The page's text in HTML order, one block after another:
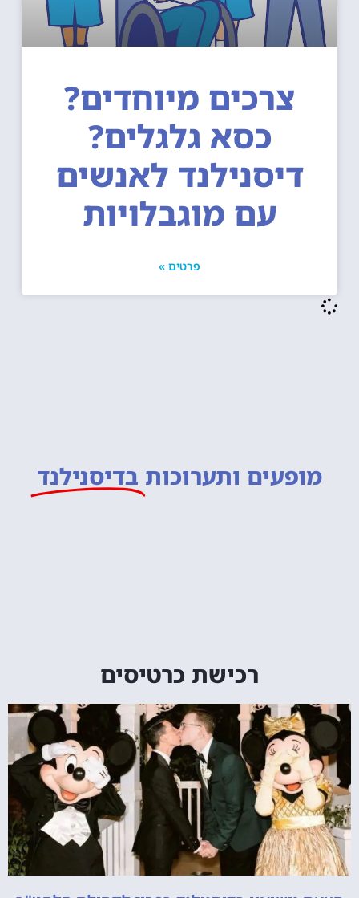
צרכים מיוחדים?
כסא גלגלים?
דיסנילנד לאנשים
עם מוגבלויות
פרטים »
מופעים ותערוכות בדיסנילנד
רכישת כרטיסים